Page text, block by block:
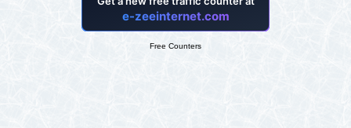
Free Counters